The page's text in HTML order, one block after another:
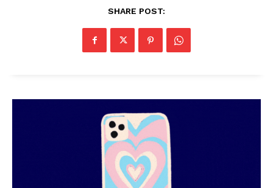
Grievance Redressal
SHARE POST: